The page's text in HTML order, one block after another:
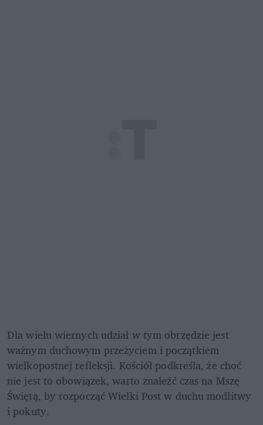
Dla wielu wiernych udział w tym obrzędzie jest
ważnym duchowym przeżyciem i początkiem
wielkopostnej refleksji. Kościół podkreśla, że choć
nie jest to obowiązek, warto znaleźć czas na Mszę
Świętą, by rozpocząć Wielki Post w duchu modlitwy
i pokuty.